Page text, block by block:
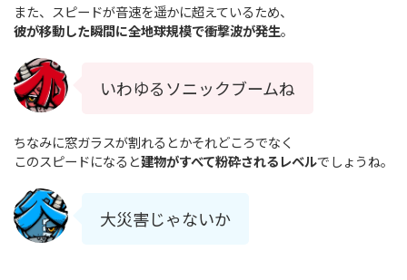
また、スピードが音速を遥かに超えているため、
彼が移動した瞬間に全地球規模で衝撃波が発生。
いわゆるソニックブームね
ちなみに窓ガラスが割れるとかそれどころでなく
このスピードになると建物がすべて粉砕されるレベルでしょうね。
大災害じゃないか